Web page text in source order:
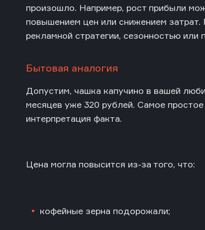
произошло. Например, рост прибыли
повышением цен или снижением
рекламной стратегии, сезонностью или
Бытовая аналогия
Допустим, чашка капучино в вашей
месяцев уже 320 рублей. Самое
интерпретация факта.
Цена могла повысится из-за того, что:
кофейные зерна подорожали;